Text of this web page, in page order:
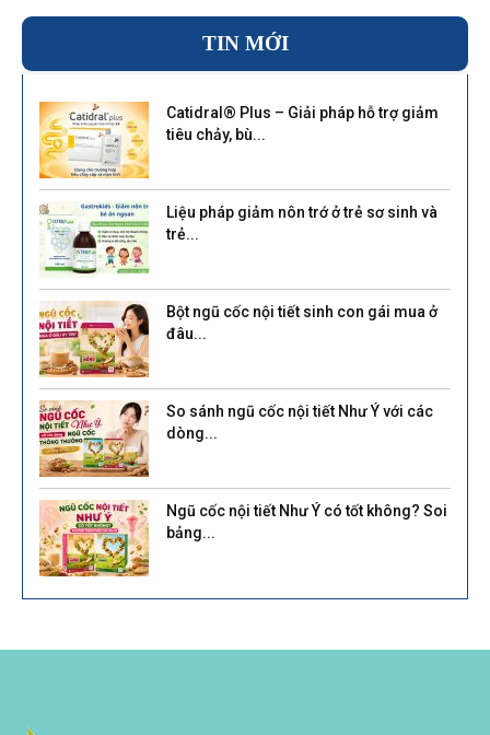
TIN MỚI
Catidral® Plus – Giải pháp hỗ trợ giảm
tiêu chảy, bù...
Liệu pháp giảm nôn trớ ở trẻ sơ sinh và
trẻ...
Bột ngũ cốc nội tiết sinh con gái mua ở
đâu...
So sánh ngũ cốc nội tiết Như Ý với các
dòng...
Ngũ cốc nội tiết Như Ý có tốt không? Soi
bảng...